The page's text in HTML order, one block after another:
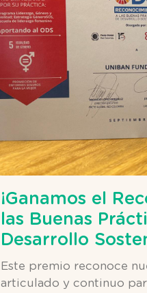
¡Ganamos el
las Buenas
Desarrollo
Este premio reconoce
articulado y continuo